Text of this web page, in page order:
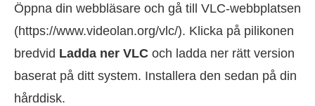
Öppna din webbläsare och gå till VLC-webbplatsen
(https://www.videolan.org/vlc/). Klicka på pilikonen
bredvid Ladda ner VLC och ladda ner rätt version
baserat på ditt system. Installera den sedan på din
hårddisk.